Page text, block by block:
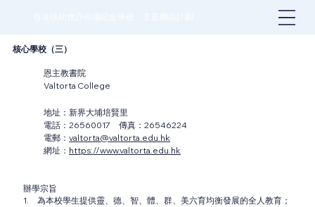
核心學校（三）
恩主教書院
Valtorta College
地址：新界大埔培賢里
電話：26560017 傳真：26546224
電郵：valtorta@valtorta.edu.hk
網址： https://www.valtorta.edu.hk
辦學宗旨
1. 為本校學生提供靈、德、智、體、群、美六育均衡發展的全人教育；